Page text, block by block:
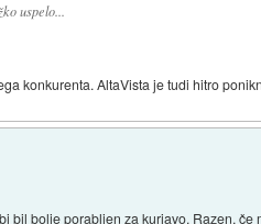
uspelo...
konkurenta. AltaVista je tudi hitro
bil bolje porabljen za kurjavo. Razen, če